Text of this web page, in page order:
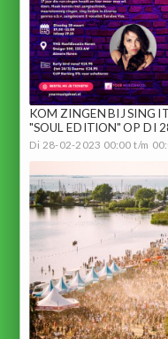
KOM ZINGEN BIJ SING
"SOUL EDITION" OP DI
Di 28-02-2023 00:00 t/m